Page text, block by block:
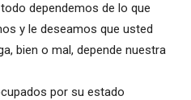
dependemos de lo que
y le deseamos que usted
bien o mal, depende nuestra
por su estado